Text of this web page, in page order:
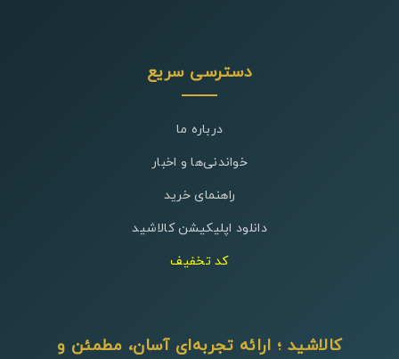
دسترسی سریع
درباره ما
خواندنی‌ها و اخبار
راهنمای خرید
دانلود اپلیکیشن کالاشید
کد تخفیف
کالاشید ؛ ارائه تجربه‌ای آسان، مطمئن و